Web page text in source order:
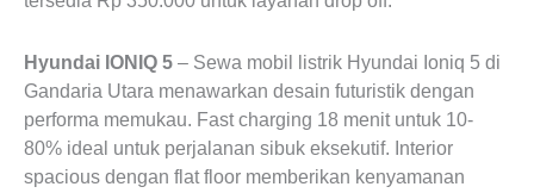
Hyundai IONIQ 5 – Sewa mobil listrik Hyundai Ioniq 5 di
Gandaria Utara menawarkan desain futuristik dengan
performa memukau. Fast charging 18 menit untuk 10-
80% ideal untuk perjalanan sibuk eksekutif. Interior
spacious dengan flat floor memberikan kenyamanan